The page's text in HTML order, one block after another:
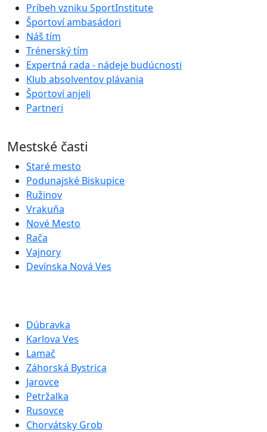
Príbeh vzniku SportInstitute
Športoví ambasádori
Náš tím
Trénerský tím
Expertná rada - nádeje budúcnosti
Klub absolventov plávania
Športoví anjeli
Partneri
Mestské časti
Staré mesto
Podunajské Biskupice
Ružinov
Vrakuňa
Nové Mesto
Rača
Vajnory
Devínska Nová Ves
Dúbravka
Karlova Ves
Lamač
Záhorská Bystrica
Jarovce
Petržalka
Rusovce
Chorvátsky Grob